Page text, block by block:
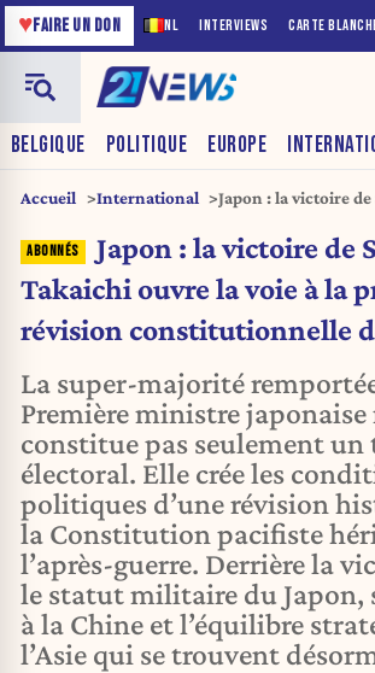
NL INTERVIEWS CARTE
♥FAIRE UN DON
BELGIQUE POLITIQUE EUROPE
Accueil International
Japon : la victoire
constitutionnelle
Japon : la victoire de
Takaichi ouvre la voie à la
révision constitutionnelle
La super-majorité
Première ministre japonaise
constitue pas seulement
électoral. Elle crée les
politiques d’une révision
la Constitution pacifiste
l’après-guerre. Derrière la
le statut militaire du Japon,
à la Chine et l’équilibre
l’Asie qui se trouvent